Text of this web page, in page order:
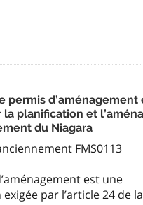
permis d’aménagement
la planification et
du Niagara
FMS0113
est une
par l’article 24 de